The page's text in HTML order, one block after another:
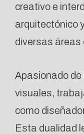
creativo e
arquitectónico
diversas áreas
Apasionado
visuales,
como
Esta dualidad